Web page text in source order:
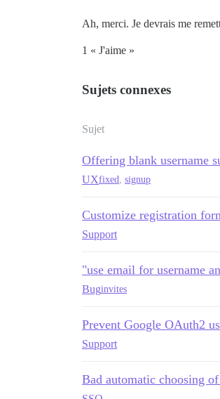
Ah, merci. Je devrais me
1 « J'aime »
Sujets connexes
Sujet
Offering blank username
UXfixed, signup
Customize registration
Support
"use email for username
Buginvites
Prevent Google OAuth2
Support
Bad automatic choosing